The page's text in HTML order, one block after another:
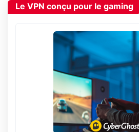
Le VPN conçu pour le gaming